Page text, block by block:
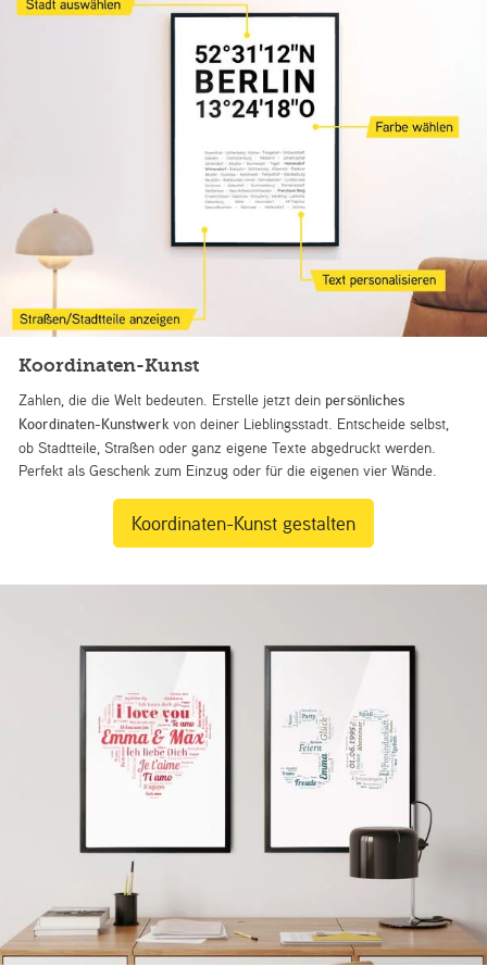
Koordinaten-Kunst
Zahlen, die die Welt bedeuten. Erstelle jetzt dein persönliches
Koordinaten-Kunstwerk von deiner Lieblingsstadt. Entscheide selbst,
ob Stadtteile, Straßen oder ganz eigene Texte abgedruckt werden.
Perfekt als Geschenk zum Einzug oder für die eigenen vier Wände.
Koordinaten-Kunst gestalten